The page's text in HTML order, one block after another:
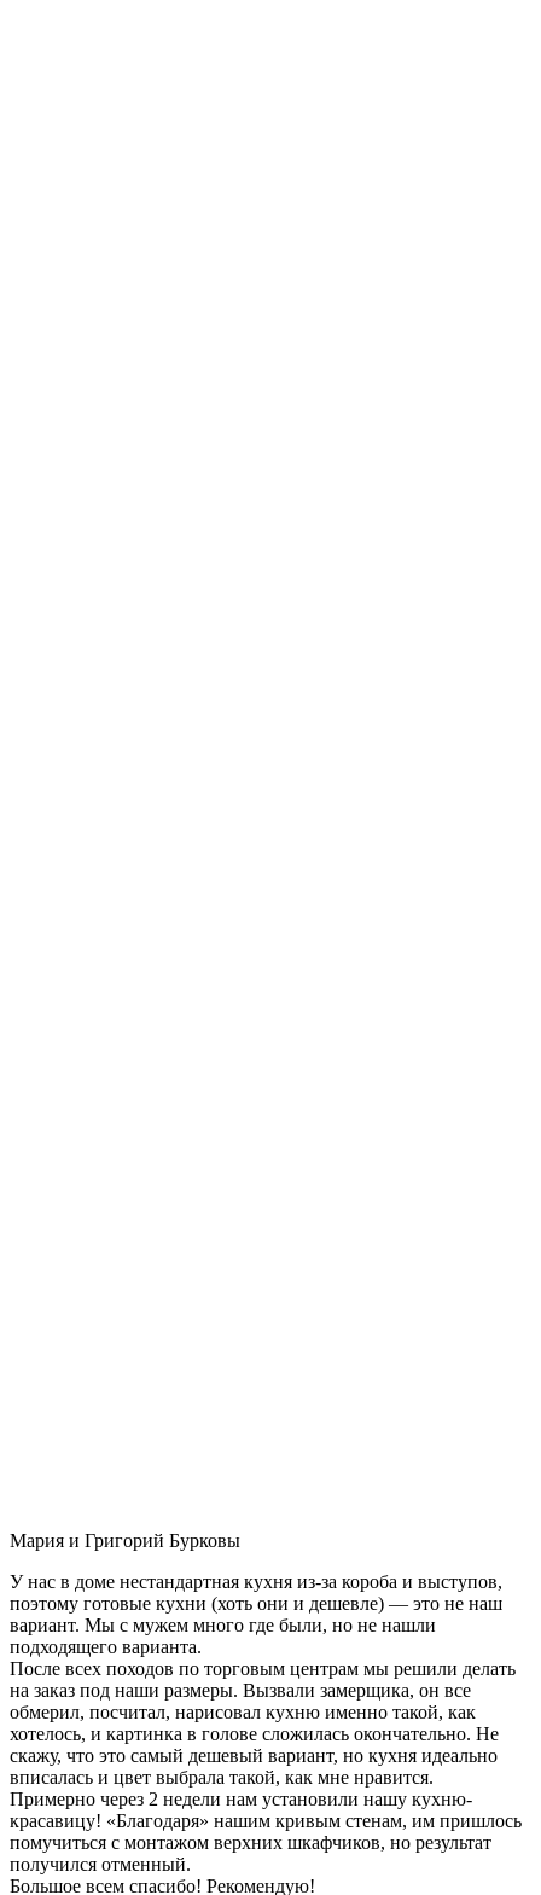
Мария и Григорий Бурковы
У нас в доме нестандартная кухня из-за короба и выступов,
поэтому готовые кухни (хоть они и дешевле) — это не наш
вариант. Мы с мужем много где были, но не нашли
подходящего варианта.
После всех походов по торговым центрам мы решили делать
на заказ под наши размеры. Вызвали замерщика, он все
обмерил, посчитал, нарисовал кухню именно такой, как
хотелось, и картинка в голове сложилась окончательно. Не
скажу, что это самый дешевый вариант, но кухня идеально
вписалась и цвет выбрала такой, как мне нравится.
Примерно через 2 недели нам установили нашу кухню-
красавицу! «Благодаря» нашим кривым стенам, им пришлось
помучиться с монтажом верхних шкафчиков, но результат
получился отменный.
Большое всем спасибо! Рекомендую!